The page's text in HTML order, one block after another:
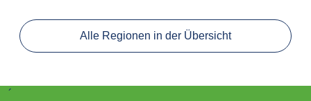
Alle Regionen in der Übersicht
´